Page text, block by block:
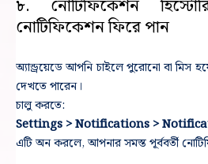
৮. নোটিফিকেশন
নোটিফিকেশন ফিরে পান
অ্যান্ড্রয়েডে আপনি চাইলে পুরোনো বা মিস
দেখতে পারেন।
চালু করতে:
Settings > Notifications >
এটি অন করলে, আপনার সমস্ত পূর্ববর্তী